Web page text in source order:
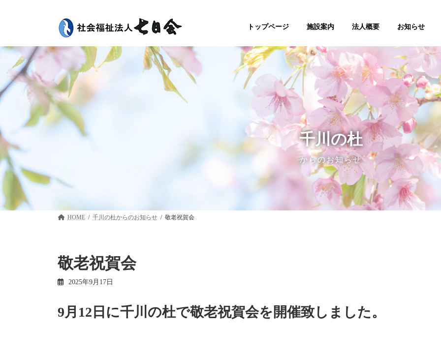
ツ
ッ
プ
シ
移
動
トップページ 施設案内 法人概要 お知らせ
千川の杜
からのお知らせ
HOME 千川の杜 敬老祝賀会
敬老祝賀会
2025年9月17日
9月12日に千川の杜で敬老祝賀会を開催致しました。